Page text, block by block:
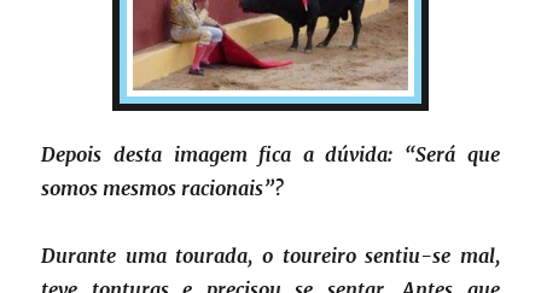
Depois desta imagem fica a dúvida: “Será que
somos mesmos racionais”?
Durante uma tourada, o toureiro sentiu-se mal,